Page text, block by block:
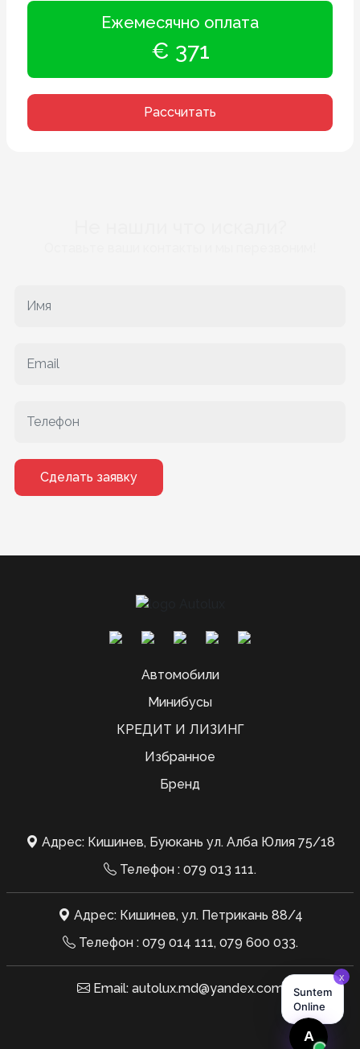
Ежемесячно оплата
€ 371
Рассчитать
Сделать заявку
Автомобили
Минибусы
КРЕДИТ И ЛИЗИНГ
Избранное
Бренд
Адрес: Кишинев, Буюкань ул. Алба Юлия 75/18
Телефон : 079 013 111.
Адрес: Кишинев, ул. Петрикань 88/4
Телефон : 079 014 111, 079 600 033.
Email: autolux.md@yandex.com